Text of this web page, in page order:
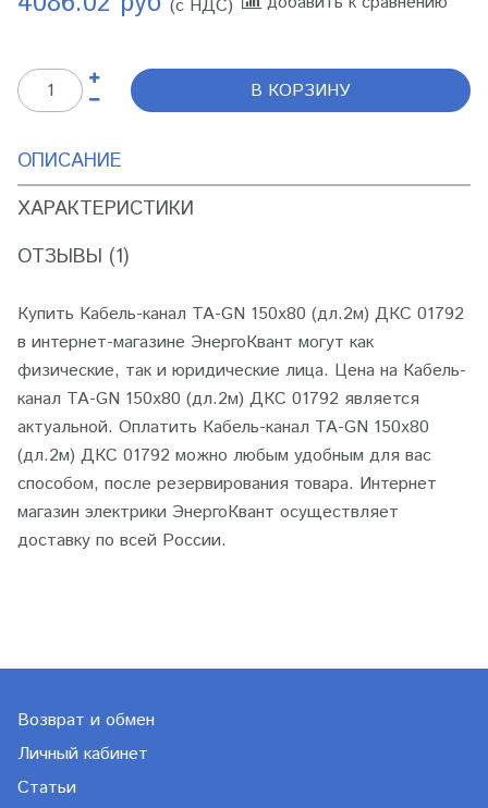
(с НДС)
В КОРЗИНУ
ОПИСАНИЕ
ХАРАКТЕРИСТИКИ
ОТЗЫВЫ (1)
Купить Кабель-канал TA-GN 150х80 (дл.2м) ДКС 01792
в интернет-магазине ЭнергоКвант могут как
физические, так и юридические лица. Цена на Кабель-
канал TA-GN 150х80 (дл.2м) ДКС 01792 является
актуальной. Оплатить Кабель-канал TA-GN 150х80
(дл.2м) ДКС 01792 можно любым удобным для вас
способом, после резервирования товара. Интернет
магазин электрики ЭнергоКвант осуществляет
доставку по всей России.
Возврат и обмен
Личный кабинет
Статьи